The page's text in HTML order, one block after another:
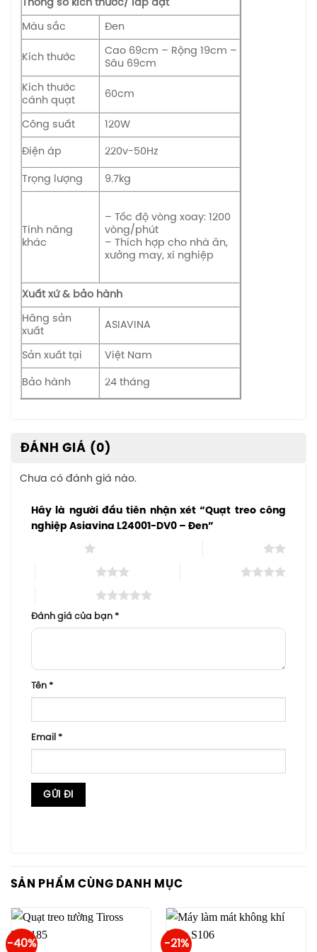
Thông số kích thước/ lắp đặt
Màu sắc Đen
Kích thước
Cao 69cm – Rộng 19cm –
Sâu 69cm
Kích thước
cánh quạt
60cm
Công suất 120W
Điện áp 220v-50Hz
Trọng lượng 9.7kg
Tính năng
khác
– Tốc độ vòng xoay: 1200
vòng/phút
– Thích hợp cho nhà ăn,
xưởng may, xí nghiệp
Xuất xứ & bảo hành
Hãng sản
xuất
ASIAVINA
Sản xuất tại Việt Nam
Bảo hành 24 tháng
ĐÁNH GIÁ (0)
Chưa có đánh giá nào.
Hãy là người đầu tiên nhận xét “Quạt treo công
nghiệp Asiavina L24001-DV0 – Đen”
Đánh giá của bạn *
Tên *
Email *
SẢN PHẨM CÙNG DANH MỤC
-40% -21%